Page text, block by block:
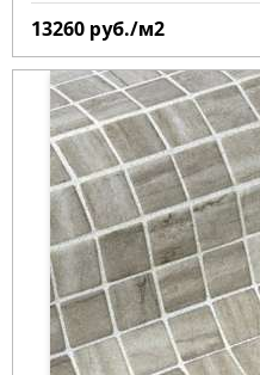
13260 руб./м2